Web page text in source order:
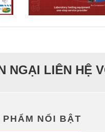
NGẠI LIÊN HỆ
PHẨM NỔI BẬT